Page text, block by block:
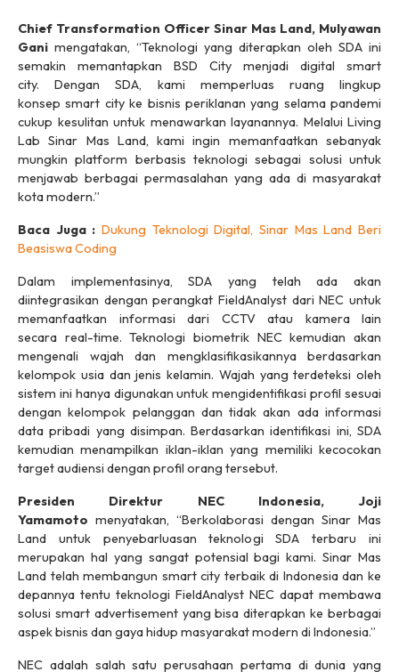
Chief Transformation Officer Sinar Mas Land, Mulyawan
Gani mengatakan, “Teknologi yang diterapkan oleh SDA ini
semakin memantapkan BSD City menjadi digital smart
city.Dengan SDA, kami memperluas ruang lingkup
konsepsmart cityke bisnis periklanan yang selama pandemi
cukup kesulitan untuk menawarkan layanannya. Melalui Living
Lab Sinar Mas Land, kami ingin memanfaatkan sebanyak
mungkinplatform berbasis teknologi sebagai solusi untuk
menjawab berbagai permasalahan yang ada di masyarakat
kota modern.”
Baca Juga : Dukung Teknologi Digital, Sinar Mas Land Beri
Beasiswa Coding
Dalam implementasinya, SDA yang telah ada akan
diintegrasikan dengan perangkat FieldAnalyst dari NEC untuk
memanfaatkan informasi dari CCTV atau kamera lain
secara real-time. Teknologi biometrik NEC kemudian akan
mengenali wajah dan mengklasifikasikannya berdasarkan
kelompok usia dan jenis kelamin. Wajah yang terdeteksi oleh
sistem ini hanya digunakan untuk mengidentifikasi profil sesuai
dengan kelompok pelanggan dan tidak akan ada informasi
data pribadi yang disimpan. Berdasarkan identifikasi ini, SDA
kemudian menampilkan iklan-iklan yang memiliki kecocokan
target audiensi dengan profil orang tersebut.
Presiden Direktur NEC Indonesia, Joji
Yamamoto menyatakan, “Berkolaborasi dengan Sinar Mas
Land untuk penyebarluasan teknologi SDA terbaru ini
merupakan hal yang sangat potensial bagi kami. Sinar Mas
Land telah membangun smart city terbaik di Indonesia dan ke
depannya tentu teknologi FieldAnalyst NEC dapat membawa
solusi smart advertisement yang bisa diterapkan ke berbagai
aspek bisnis dan gaya hidup masyarakat modern di Indonesia.”
NEC adalah salah satu perusahaan pertama di dunia yang